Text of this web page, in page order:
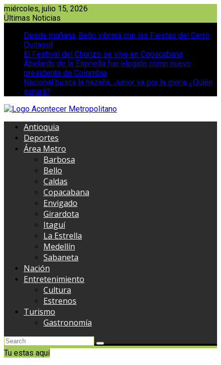
Saltar
al
miércoles, julio 15, 2026
Últimas Noticias
Desde mañana, Bello vibrará con las Fiestas del Cerro
Quitasol
El Festival del Chorizo se vive en Copacabana
Abelardo de la Espriella fue elegido como nuevo
presidente de Colombia
Nacional busca la hazaña, Junior va por la gloria ¿Quién
ganará?
Antioquia
Deportes
Área Metro
Barbosa
Bello
Caldas
Copacabana
Envigado
Girardota
Itaguí
La Estrella
Medellín
Sabaneta
Nación
Entretenimiento
Cultura
Estrenos
Turismo
Gastronomía
Tu estas aquí